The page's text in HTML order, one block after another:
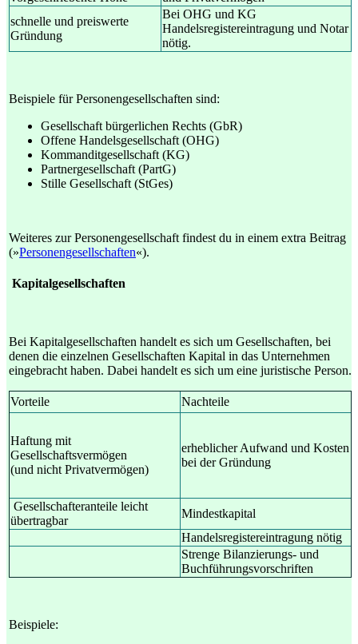
schnelle und preiswerte
Gründung
Bei OHG und KG
Handelsregistereintragung und Notar
nötig.
Beispiele für Personengesellschaften sind:
Gesellschaft bürgerlichen Rechts (GbR)
Offene Handelsgesellschaft (OHG)
Kommanditgesellschaft (KG)
Partnergesellschaft (PartG)
Stille Gesellschaft (StGes)
Weiteres zur Personengesellschaft findest du in einem extra Beitrag
(»Personengesellschaften«).
Kapitalgesellschaften
Bei Kapitalgesellschaften handelt es sich um Gesellschaften, bei
denen die einzelnen Gesellschaften Kapital in das Unternehmen
eingebracht haben. Dabei handelt es sich um eine juristische Person.
Vorteile Nachteile
Haftung mit
Gesellschaftsvermögen
(und nicht Privatvermögen)
erheblicher Aufwand und Kosten
bei der Gründung
Gesellschafteranteile leicht
übertragbar
Mindestkapital
Handelsregistereintragung nötig
Strenge Bilanzierungs- und
Buchführungsvorschriften
Beispiele: